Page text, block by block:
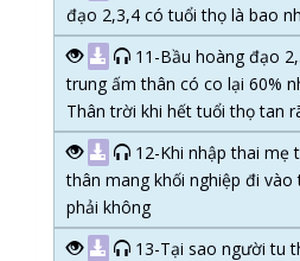
đạo 2,3,4 có tuổi thọ là bao
11-Bầu hoàng đạo
trung ấm thân có co lại 60%
Thân trời khi hết tuổi thọ tan
12-Khi nhập thai mẹ
thân mang khối nghiệp đi
phải không
13-Tại sao người tu